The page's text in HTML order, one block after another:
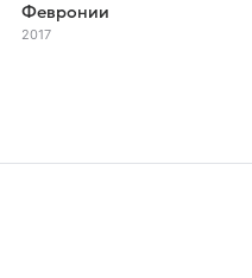
Февронии
2017